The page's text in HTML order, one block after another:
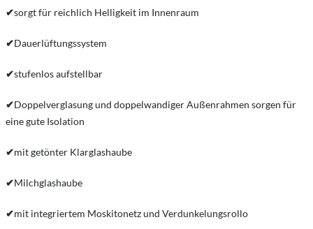
✔sorgt für reichlich Helligkeit im Innenraum
✔Dauerlüftungssystem
✔stufenlos aufstellbar
✔Doppelverglasung und doppelwandiger Außenrahmen sorgen für
eine gute Isolation
✔mit getönter Klarglashaube
✔Milchglashaube
✔mit integriertem Moskitonetz und Verdunkelungsrollo